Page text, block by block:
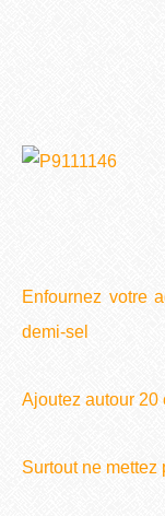
Enfournez votre
demi-sel
Ajoutez autour 20
Surtout ne mettez